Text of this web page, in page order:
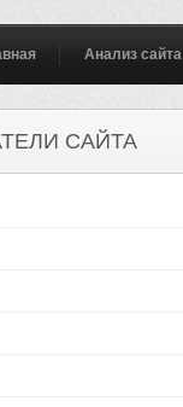
Анализ сайта
САЙТА